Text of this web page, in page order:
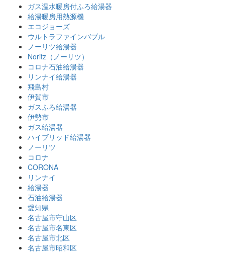
ガス温水暖房付ふろ給湯器
給湯暖房用熱源機
エコジョーズ
ウルトラファインバブル
ノーリツ給湯器
Noritz（ノーリツ）
コロナ石油給湯器
リンナイ給湯器
飛島村
伊賀市
ガスふろ給湯器
伊勢市
ガス給湯器
ハイブリッド給湯器
ノーリツ
コロナ
CORONA
リンナイ
給湯器
石油給湯器
愛知県
名古屋市守山区
名古屋市名東区
名古屋市北区
名古屋市昭和区